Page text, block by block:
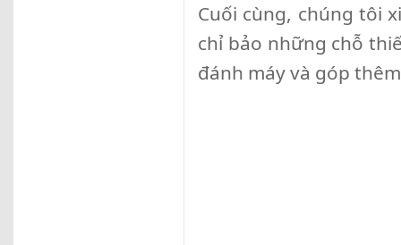
Cuối cùng, chúng tôi
chỉ bảo những chỗ
đánh máy và góp